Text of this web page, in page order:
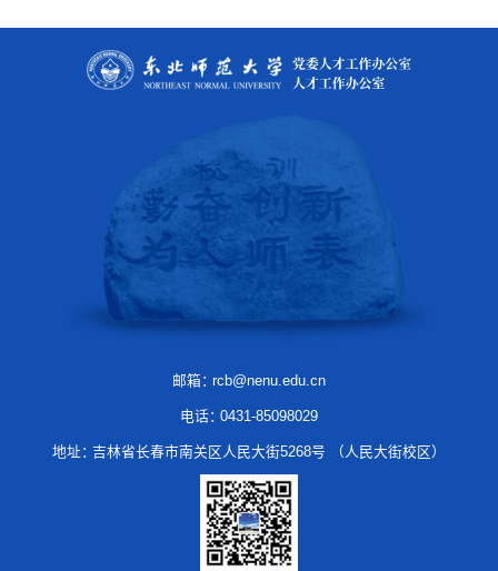
邮箱：rcb@nenu.edu.cn
电话：0431-85098029
地址：吉林省长春市南关区人民大街5268号 （人民大街校区）